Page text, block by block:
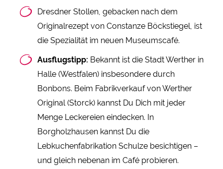
Dresdner Stollen, gebacken nach dem
Originalrezept von Constanze Böckstiegel, ist
die Spezialität im neuen Museumscafé.
Ausflugstipp: Bekannt ist die Stadt Werther in
Halle (Westfalen) insbesondere durch
Bonbons. Beim Fabrikverkauf von Werther
Original (Storck) kannst Du Dich mit jeder
Menge Leckereien eindecken. In
Borgholzhausen kannst Du die
Lebkuchenfabrikation Schulze besichtigen –
und gleich nebenan im Café probieren.